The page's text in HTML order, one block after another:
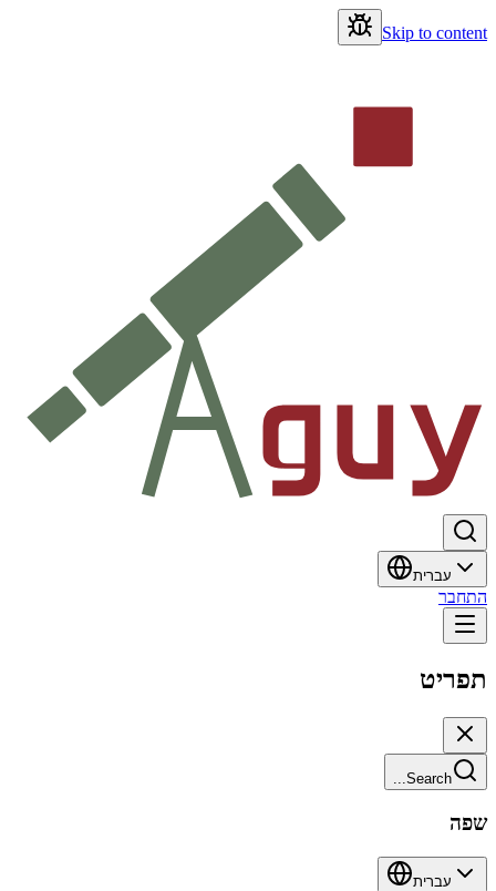
Skip to content
עברית
התחבר
תפריט
Search...
שפה
עברית